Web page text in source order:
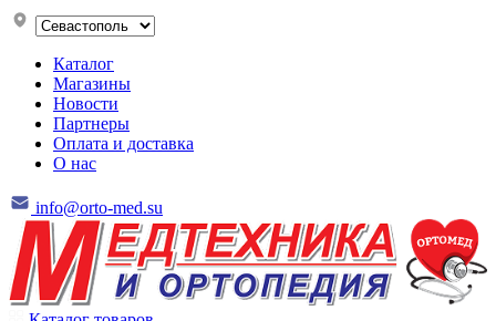
Каталог
Магазины
Новости
Партнеры
Оплата и доставка
О нас
info@orto-med.su